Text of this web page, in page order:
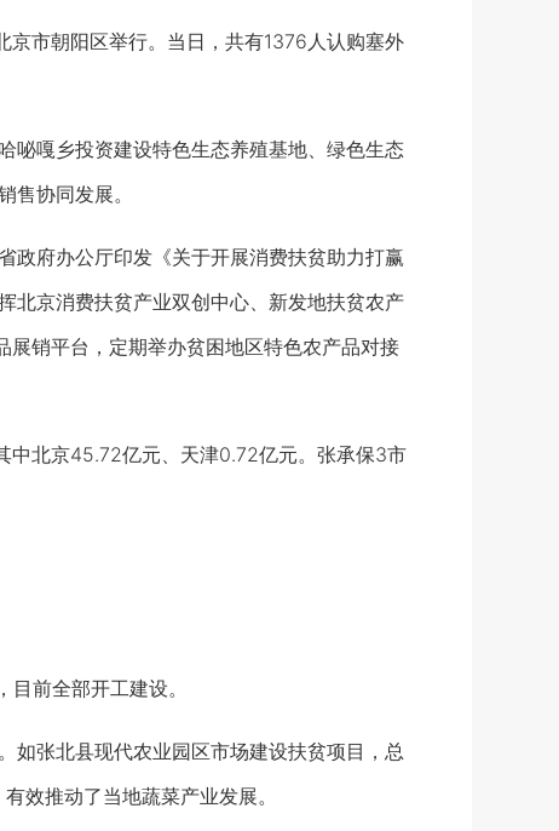
市朝阳区举行。当日，共有1376人认购塞外
嘎乡投资建设特色生态养殖基地、绿色生态
售协同发展。
府办公厅印发《关于开展消费扶贫助力打赢
北京消费扶贫产业双创中心、新发地扶贫农产
展销平台，定期举办贫困地区特色农产品对接
北京45.72亿元、天津0.72亿元。张承保3市
前全部开工建设。
张北县现代农业园区市场建设扶贫项目，总
效推动了当地蔬菜产业发展。